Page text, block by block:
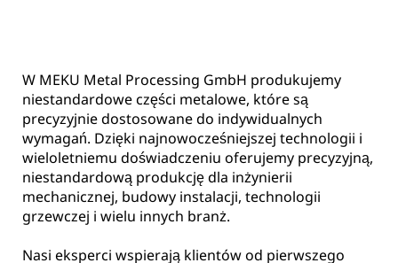
W MEKU Metal Processing GmbH produkujemy
niestandardowe części metalowe, które są
precyzyjnie dostosowane do indywidualnych
wymagań. Dzięki najnowocześniejszej technologii i
wieloletniemu doświadczeniu oferujemy precyzyjną,
niestandardową produkcję dla inżynierii
mechanicznej, budowy instalacji, technologii
grzewczej i wielu innych branż.
Nasi eksperci wspierają klientów od pierwszego